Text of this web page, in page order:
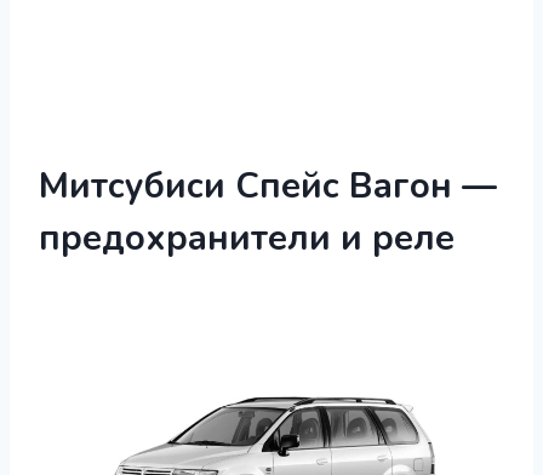
Митсубиси Спейс Вагон —
предохранители и реле